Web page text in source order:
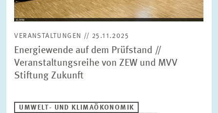
HEINZ-KÖNIG-AWARD
WISSENSCHAFTSPREIS
Bereiche
Bitte wählen
Themen
Bitte wählen
VERANSTALTUNGEN // 25.11.2025
Energiewende auf dem Prüfstand //
Veranstaltungsreihe von ZEW und MVV
Stiftung Zukunft
UMWELT- UND KLIMAÖKONOMIK